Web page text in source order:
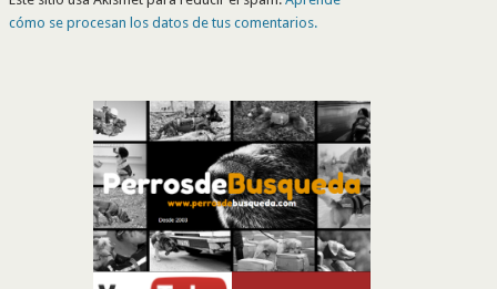
cómo se procesan los datos de tus comentarios.